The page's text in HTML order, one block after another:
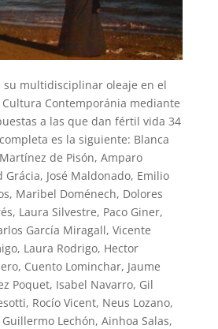
su multidisciplinar oleaje en el
Contemporánia mediante
a las que dan fértil vida 34
es la siguiente: Blanca
de Pisón, Amparo
José Maldonado, Emilio
Maribel Doménech, Dolores
Laura Silvestre, Paco Giner,
García Miragall, Vicente
Laura Rodrigo, Hector
Cuento Lominchar, Jaume
Poquet, Isabel Navarro, Gil
Rocío Vicent, Neus Lozano,
Lechón, Ainhoa Salas,